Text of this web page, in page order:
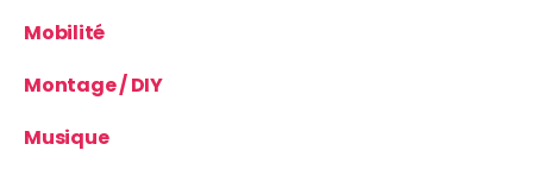
Mobilité
Montage / DIY
Musique